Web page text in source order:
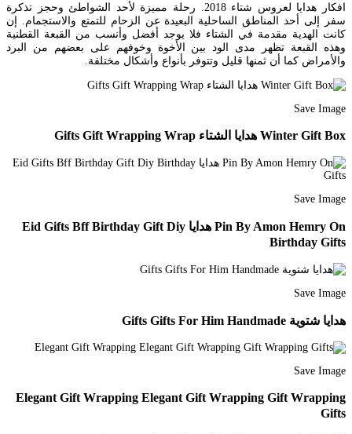
افكار هدايا لعروس شتاء 2018. رحلة مميزة لأحد الشواطئ وحجز تذكرة
سفر إلى أحد المناطق الساحلية البعيدة عن الزحام للتمتع والاستجمام. إن
كانت الهدية مقدمة في الشتاء فلا يوجد أفضل وأنسب من القبعة القطنية
وهذه القبعة تظهر مدى الود بين الأخوة وخوفهم على بعضهم من البرد
والأمراض كما أن ثمنها قليل وتتوفر بأنواع وأشكال مختلفة.
Save Image
Winter Gift Box هدايا الشتاء Gifts Gift Wrapping Wrap
Save Image
Pin By Amon Hemry On هدايا Eid Gifts Bff Birthday Gift Diy
Birthday Gifts
Save Image
هدايا شتوية Gifts Gifts For Him Handmade
Save Image
Elegant Gift Wrapping Elegant Gift Wrapping Gift Wrapping
Gifts